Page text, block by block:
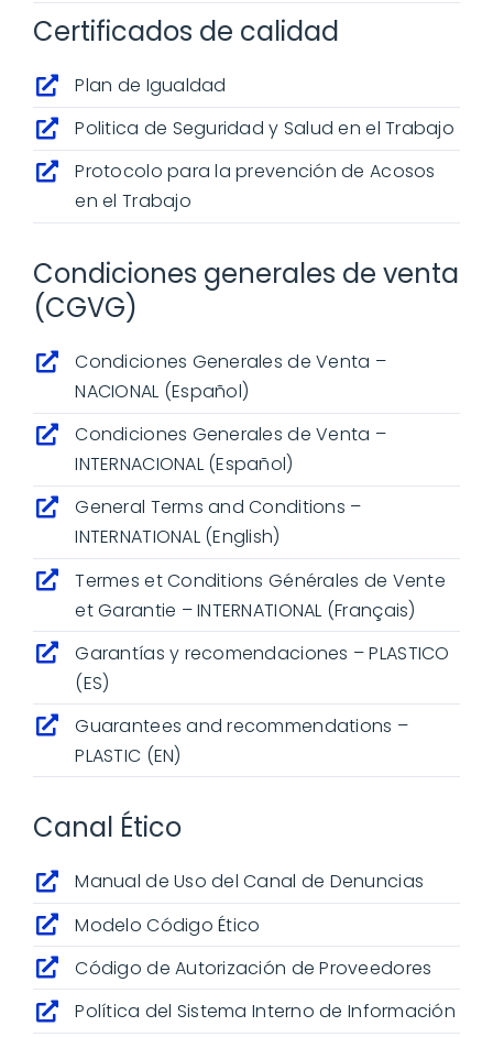
Contacto
Presupuesto a tu medida
Certificados de calidad
Plan de Igualdad
Politica de Seguridad y Salud en el Trabajo
Protocolo para la prevención de Acosos
en el Trabajo
Condiciones generales de venta
(CGVG)
Condiciones Generales de Venta –
NACIONAL (Español)
Condiciones Generales de Venta –
INTERNACIONAL (Español)
General Terms and Conditions –
INTERNATIONAL (English)
Termes et Conditions Générales de Vente
et Garantie – INTERNATIONAL (Français)
Garantías y recomendaciones – PLASTICO
(ES)
Guarantees and recommendations –
PLASTIC (EN)
Canal Ético
Manual de Uso del Canal de Denuncias
Modelo Código Ético
Código de Autorización de Proveedores
Política del Sistema Interno de Información